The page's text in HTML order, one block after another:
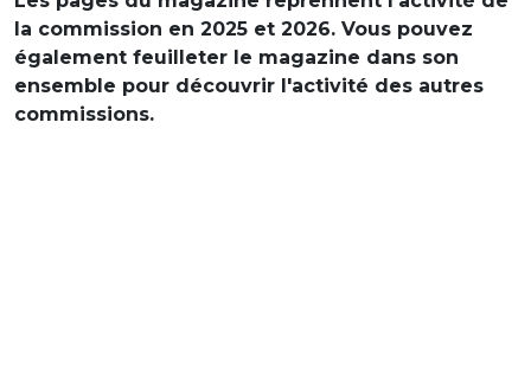
la commission en 2025 et 2026. Vous pouvez
également feuilleter le magazine dans son
ensemble pour découvrir l'activité des autres
commissions.